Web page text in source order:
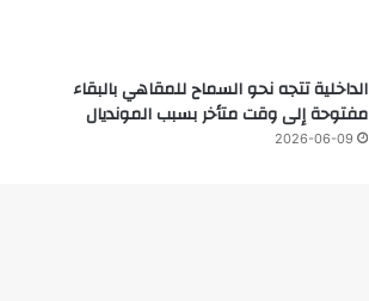
الداخلية تتجه نحو السماح للمقاهي بالبقاء
مفتوحة إلى وقت متأخر بسبب المونديال
2026-06-09